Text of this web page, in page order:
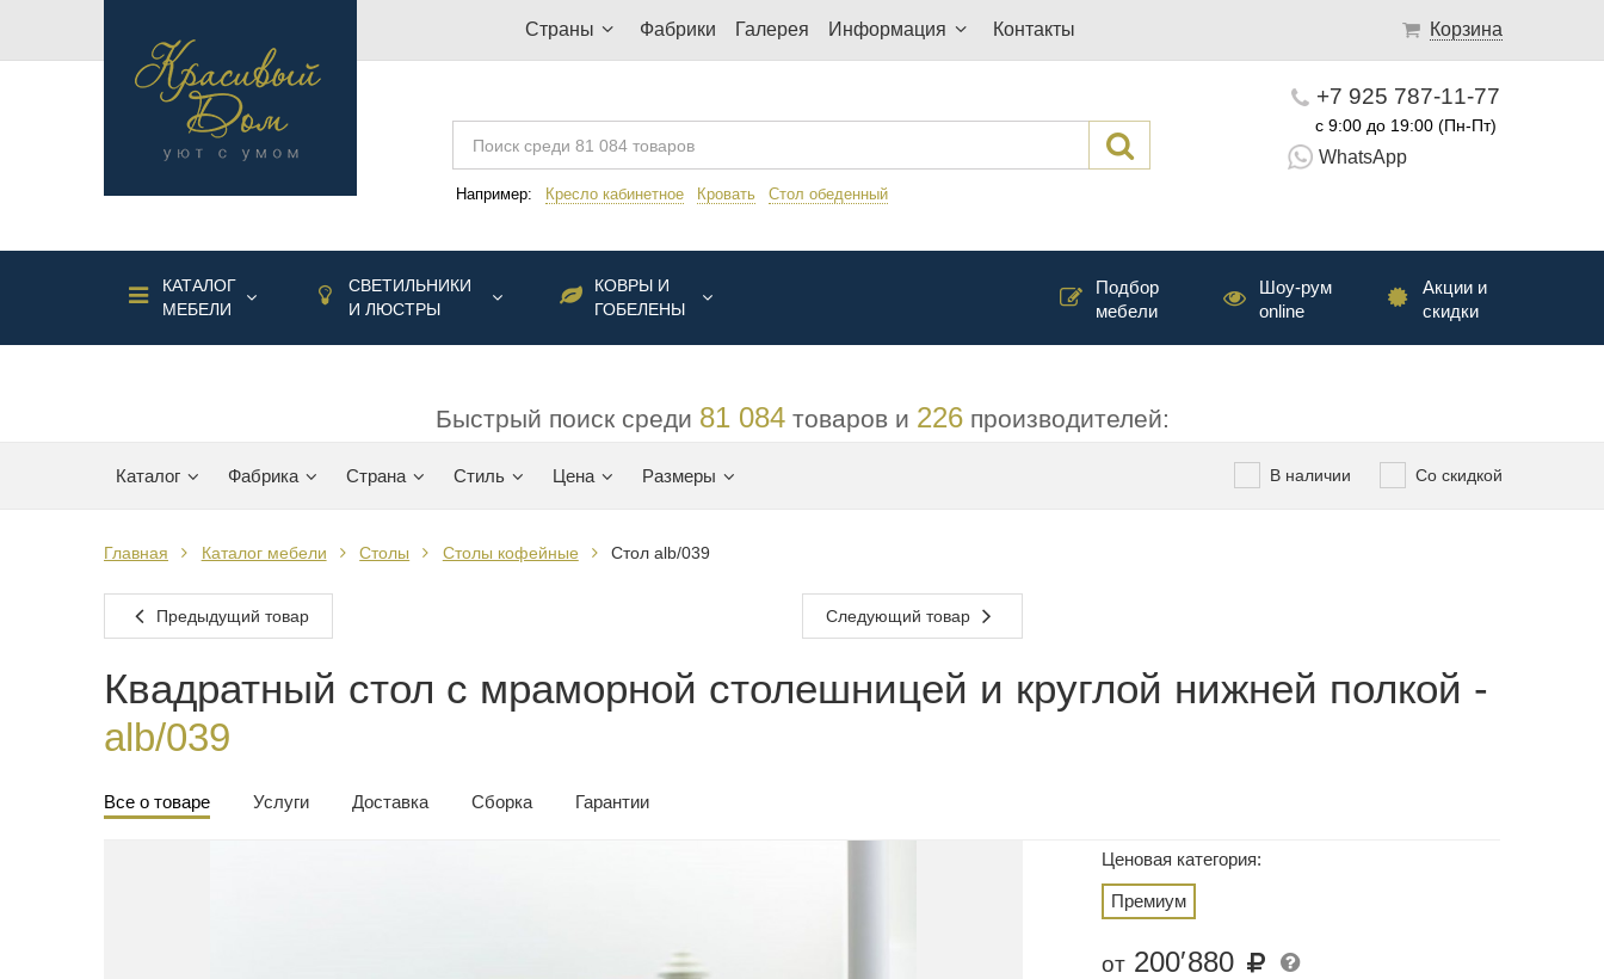
Страны Фабрики Галерея Информация Контакты Корзина
Например: Кресло кабинетное Кровать Стол обеденный
+7 925 787-11-77
с 9:00 до 19:00 (Пн-Пт)
WhatsApp
КАТАЛОГ
МЕБЕЛИ
СВЕТИЛЬНИКИ
И ЛЮСТРЫ
КОВРЫ И
ГОБЕЛЕНЫ
Акции и
скидки
Шоу-рум
online
Подбор
мебели
Быстрый поиск среди 81 084товаров и 226производителей:
Каталог Фабрика Страна Стиль Цена Размеры Со скидкой
В наличии
Главная Каталог мебели Столы Столы кофейные Стол alb/039
Предыдущий товар Следующий товар
Квадратный стол с мраморной столешницей и круглой нижней полкой -
alb/039
Все о товаре Услуги Доставка Сборка Гарантии
Ценовая категория:
Премиум
от 200′880